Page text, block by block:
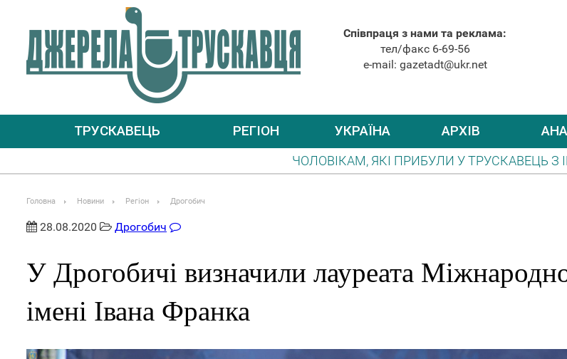
Співпраця з нами та реклама:
тел/факс 6-69-56
e-mail: gazetadt@ukr.net
АРХІВ
УКРАЇНА
РЕГІОН
ТРУСКАВЕЦЬ
ЧОЛОВІКАМ, ЯКІ ПРИБУЛИ У ТРУСКАВЕЦЬ З ІНШИХ ОБЛАСТЕЙ,
Головна Новини Регіон Дрогобич
28.08.2020 Дрогобич
У Дрогобичі визначили лауреата
імені Івана Франка